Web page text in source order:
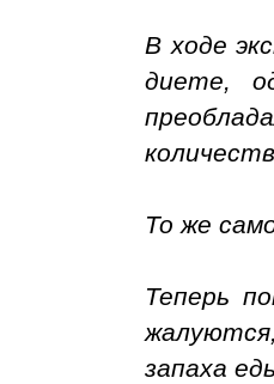
В ходе
диете,
То же
Теперь
запаха